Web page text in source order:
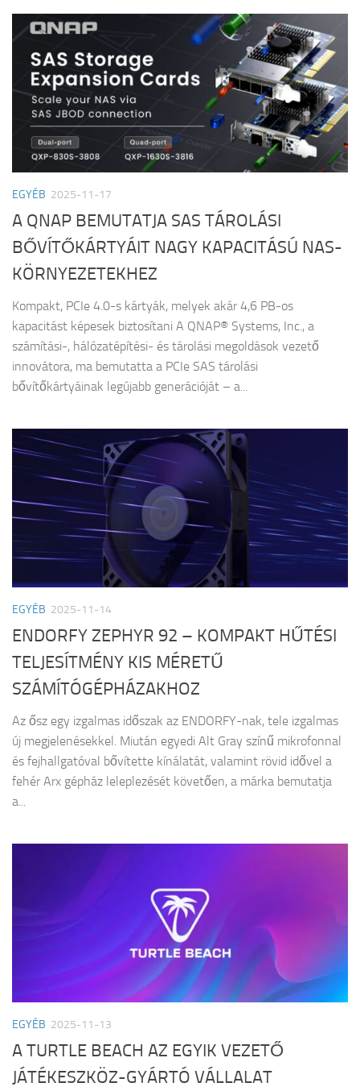
EGYÉB 2025-11-17
A QNAP BEMUTATJA SAS TÁROLÁSI
BŐVÍTŐKÁRTYÁIT NAGY KAPACITÁSÚ NAS-
KÖRNYEZETEKHEZ
Kompakt, PCIe 4.0-s kártyák, melyek akár 4,6 PB-os
kapacitást képesek biztosítani A QNAP® Systems, Inc., a
számítási-, hálózatépítési- és tárolási megoldások vezető
innovátora, ma bemutatta a PCIe SAS tárolási
bővítőkártyáinak legújabb generációját – a...
EGYÉB 2025-11-14
ENDORFY ZEPHYR 92 – KOMPAKT HŰTÉSI
TELJESÍTMÉNY KIS MÉRETŰ
SZÁMÍTÓGÉPHÁZAKHOZ
Az ősz egy izgalmas időszak az ENDORFY-nak, tele izgalmas
új megjelenésekkel. Miután egyedi Alt Gray színű mikrofonnal
és fejhallgatóval bővítette kínálatát, valamint rövid idővel a
fehér Arx gépház leleplezését követően, a márka bemutatja
a...
EGYÉB 2025-11-13
A TURTLE BEACH AZ EGYIK VEZETŐ
JÁTÉKESZKÖZ-GYÁRTÓ VÁLLALAT